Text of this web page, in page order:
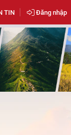
TIN Đăng nhập